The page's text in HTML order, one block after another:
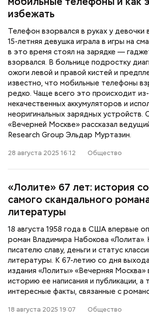
избежать
Телефон взорвался в руках у девочки
15-летняя девушка играла в игры на
в это время стоял на зарядке —
взорвался. В больнице подростку
ожоги левой и правой кистей и
известно, что мобильные телефоны
редко. Чаще всего это происходит
некачественных аккумуляторов и
неоригинальных зарядных устройств.
«Вечерней Москве» рассказал
Research Group Эльдар Муртазин.
28 августа 2025 16:12 Общество
«Лолите» 67 лет: история
самого скандального
литературы
18 августа 1958 года в США впервые
роман Владимира Набокова «Лолита».
писателю славу, деньги и статус
литературы. К 67-летию со дня
издания «Лолиты» «Вечерняя Москва»
историю ее написания и публикации, а
интересные факты, связанные с
18 августа 2025 19:07 Общество